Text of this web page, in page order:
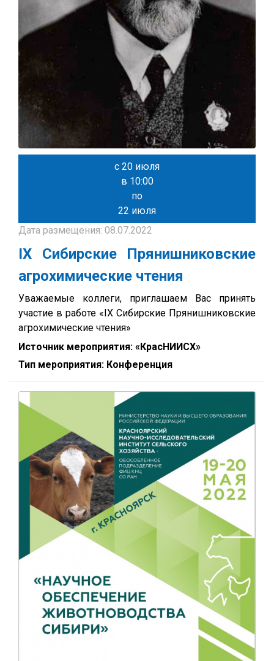
с 20 июля
в 10:00
по
22 июля
Дата размещения: 08.07.2022
IX Сибирские Прянишниковские
агрохимические чтения
Уважаемые коллеги, приглашаем Вас принять
участие в работе «IX Сибирские Прянишниковские
агрохимические чтения»
Источник мероприятия: «КрасНИИСХ»
Тип мероприятия: Конференция